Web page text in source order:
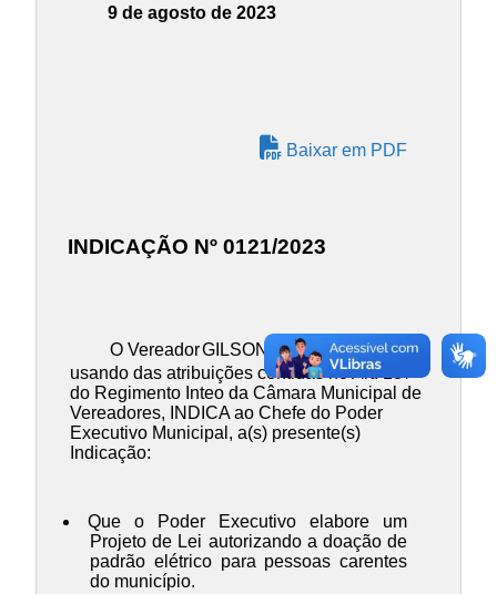
9 de agosto de 2023
Baixar em PDF
INDICAÇÃO Nº 0121/2023
O VereadorGILSON JOSÉ DE SOUZA,
usando das atribuições contidas no Art. 137
do Regimento Inteo da Câmara Municipal de
Vereadores, INDICA ao Chefe do Poder
Executivo Municipal, a(s) presente(s)
Indicação:
Que o Poder Executivo elabore um
Projeto de Lei autorizando a doação de
padrão elétrico para pessoas carentes
do município.